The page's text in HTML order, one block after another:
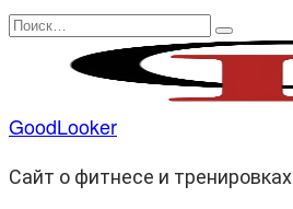
Перейти
содержанию
Search
GoodLooker
Сайт о фитнесе и тренировках